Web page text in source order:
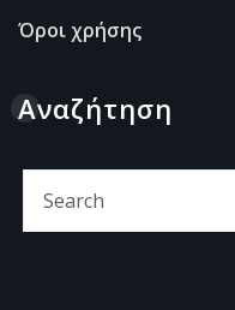
Όροι χρήσης
Αναζήτηση